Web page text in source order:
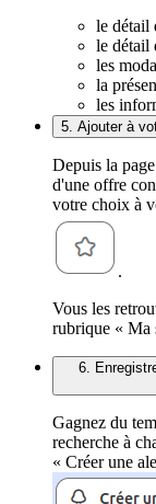
le détail
le détail
les
la
les
5. Ajouter à
Depuis la
d'une offre
votre choix à
.
Vous les
rubrique « Ma
6.
Gagnez du
recherche à
« Créer une